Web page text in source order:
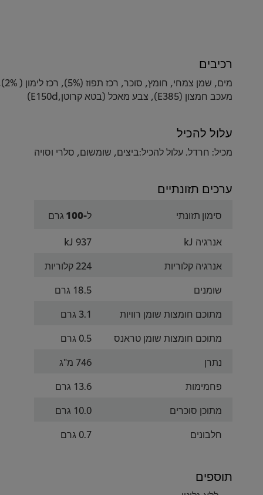
רכיבים
מעכב חמצון (E385), צבע מאכל (בטא קרוטן,E150d)
עלול להכיל
מכיל: חרדל. עלול להכיל:ביצים, שומשום, סלרי וסויה
ערכים תזונתיים
סימון תזונתי
ל-100 גרם
אנרגיה kJ
937 kJ
אנרגיה קלוריות
224 קלוריות
שומנים
18.5 גרם
מתוכם חומצות שומן רוויות
3.1 גרם
מתוכם חומצות שומן טראנס
0.5 גרם
נתרן
746 מ"ג
פחמימות
13.6 גרם
מתוכן סוכרים
10.0 גרם
חלבונים
0.7 גרם
תוספים